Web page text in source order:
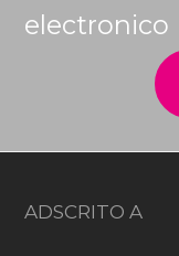
electronico
ADSCRITO A